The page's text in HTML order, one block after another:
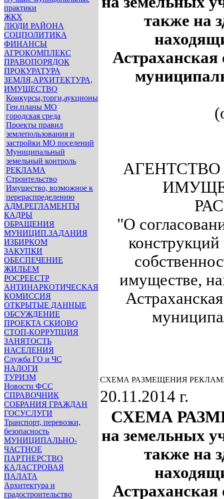
практики
ЖКХ
ЛЮДИ РАЙОНА
СОЦПОЛИТИКА
ФИНАНСЫ
АГРОКОМПЛЕКС
ПРАВОПОРЯДОК
ПРОКУРАТУРА
ЗЕМЛЯ,АРХИТЕКТУРА,
ИМУЩЕСТВО
Конкурсы,торги,аукционы
Ген.планы МО
городская среда
Проекты правил
землепользования и
застройки МО поселений
Муниципальный
земельный контроль
РЕКЛАМА
Строительство
Имущество, возможное к
перераспределению
АДМ.РЕГЛАМЕНТЫ
КАДРЫ
ОБРАЩЕНИЯ
МУНИЦИП.ЗАДАНИЯ
ИЗБИРКОМ
ЗАКУПКИ
ОБЕСПЕЧЕНИЕ
ЖИЛЬЕМ
РОСРЕЕСТР
АНТИНАРКОТИЧЕСКАЯ
КОМИССИЯ
ОТКРЫТЫЕ ДАННЫЕ
ОБСУЖДЕНИЕ
ПРОЕКТА СКИОВО
СТОП-КОРРУПЦИЯ
ЗАНЯТОСТЬ
НАСЕЛЕНИЯ
Служба ГО и ЧС
НАЛОГИ
ТУРИЗМ
Новости ФСС
СПРАВОЧНИК
СОБРАНИЯ ГРАЖДАН
ГОСУСЛУГИ
Транспорт, перевозки,
безопасность
МУНИЦИПАЛЬНО-
ЧАСТНОЕ
ПАРТНЕРСТВО
КАДАСТРОВАЯ
ПАЛАТА
Архитектура и
градостроительство
также на
Астраханская
"О
имуществе,
СХЕМА РАЗМЕЩЕНИЯ
20.11.2014 г.
СХЕМА
на земельных
также на
Астраханская